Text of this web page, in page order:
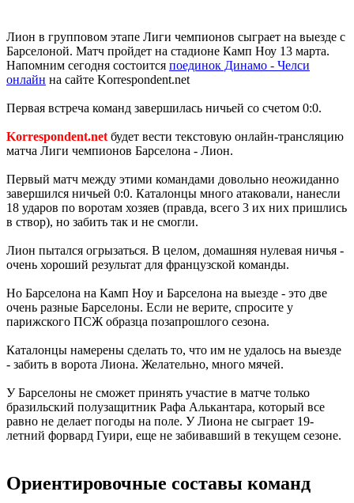
Лион в групповом этапе Лиги чемпионов сыграет на выезде с
Барселоной. Матч пройдет на стадионе Камп Ноу 13 марта.
Напомним сегодня состоится поединок Динамо - Челси
онлайн на сайте Korrespondent.net
Первая встреча команд завершилась ничьей со счетом 0:0.
Korrespondent.net будет вести текстовую онлайн-трансляцию
матча Лиги чемпионов Барселона - Лион.
Первый матч между этими командами довольно неожиданно
завершился ничьей 0:0. Каталонцы много атаковали, нанесли
18 ударов по воротам хозяев (правда, всего 3 их них пришлись
в створ), но забить так и не смогли.
Лион пытался огрызаться. В целом, домашняя нулевая ничья -
очень хороший результат для французской команды.
Но Барселона на Камп Ноу и Барселона на выезде - это две
очень разные Барселоны. Если не верите, спросите у
парижского ПСЖ образца позапрошлого сезона.
Каталонцы намерены сделать то, что им не удалось на выезде
- забить в ворота Лиона. Желательно, много мячей.
У Барселоны не сможет принять участие в матче только
бразильский полузащитник Рафа Алькантара, который все
равно не делает погоды на поле. У Лиона не сыграет 19-
летний форвард Гуири, еще не забивавший в текущем сезоне.
Ориентировочные составы команд